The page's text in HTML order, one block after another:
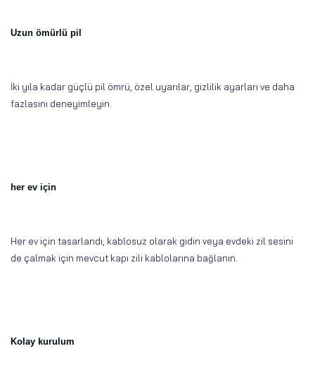
Uzun ömürlü pil
İki yıla kadar güçlü pil ömrü, özel uyarılar, gizlilik ayarları ve daha
fazlasını deneyimleyin.
her ev için
Her ev için tasarlandı, kablosuz olarak gidin veya evdeki zil sesini
de çalmak için mevcut kapı zili kablolarına bağlanın.
Kolay kurulum